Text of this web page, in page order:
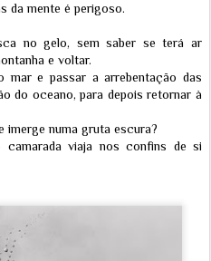
da mente é perigoso.
no gelo, sem saber se terá ar
e voltar.
mar e passar a arrebentação das
do oceano, para depois retornar à
imerge numa gruta escura?
viaja nos confins de si